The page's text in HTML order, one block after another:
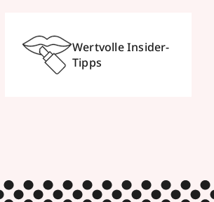
Wertvolle Insider-
Tipps